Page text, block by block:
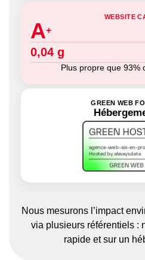
WEBSITE
A+
0,04 g
Plus propre que 93%
GREEN WEB
Nous mesurons l’impact
via plusieurs référentiels :
rapide et sur un